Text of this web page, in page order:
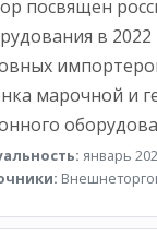
посвящен
в 2022
марочной и
январь